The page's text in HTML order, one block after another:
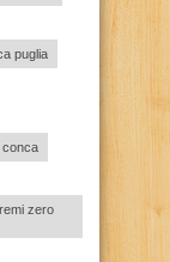
puglia
conca
zero